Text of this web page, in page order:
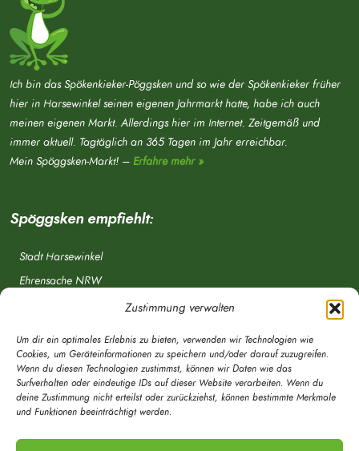
Zustimmung verwalten
Um dir ein optimales Erlebnis zu bieten, verwenden wir Technologien wie
Cookies, um Geräteinformationen zu speichern und/oder darauf zuzugreifen.
Wenn du diesen Technologien zustimmst, können wir Daten wie das
Surfverhalten oder eindeutige IDs auf dieser Website verarbeiten. Wenn du
deine Zustimmung nicht erteilst oder zurückziehst, können bestimmte Merkmale
und Funktionen beeinträchtigt werden.
Ich bin das Spökenkieker-Pöggsken und so wie der Spökenkieker früher
hier in Harsewinkel seinen eigenen Jahrmarkt hatte, habe ich auch
meinen eigenen Markt. Allerdings hier im Internet. Zeitgemäß und
immer aktuell. Tagtäglich an 365 Tagen im Jahr erreichbar.
Mein Spöggsken-Markt! – Erfahre mehr »
Spöggsken empfiehlt:
Stadt Harsewinkel
Ehrensache NRW
OWL Verkehr
Greffen.de
Verkehrsverein Harsewinkel e. V.